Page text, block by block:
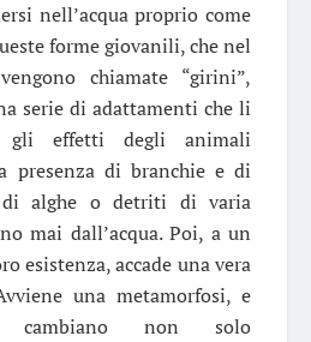
nell’acqua proprio come
forme giovanili, che nel
chiamate “girini”,
serie di adattamenti che li
effetti degli animali
presenza di branchie e di
alghe o detriti di varia
mai dall’acqua. Poi, a un
esistenza, accade una vera
una metamorfosi, e
cambiano non solo